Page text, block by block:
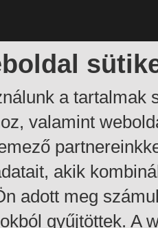
a tartalmak
valamint
akik
adott meg
gyűjtöttek. A